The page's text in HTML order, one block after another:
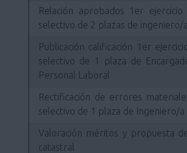
Relación aprobados 1er
selectivo de 2 plazas de
Publicación calificación 1er
selectivo de 1 plaza de
Personal Laboral
Rectificación de errores
selectivo de 1 plaza de Ingeniero/a
Valoración méritos y propuesta
catastral